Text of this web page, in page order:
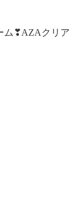
ム❣AZAクリア